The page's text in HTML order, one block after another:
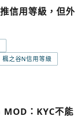
信用等級，但外
楓之谷N信用等級
MOD：KYC不能